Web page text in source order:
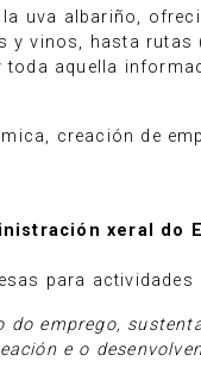
uva albariño,
y vinos, hasta
aquella
creación de
xeral do
para
emprego,
e o